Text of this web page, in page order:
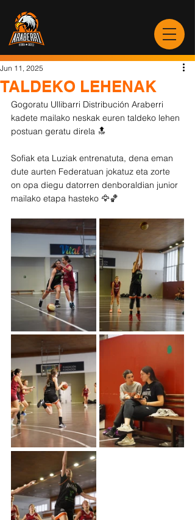
TALDEKO LEHENAK
Jun 11, 2025
Gogoratu Ullibarri Distribución Araberri
kadete mailako neskak euren taldeko lehen
postuan geratu direla 🔝
Sofiak eta Luziak entrenatuta, dena eman
dute aurten Federatuan jokatuz eta zorte
on opa diegu datorren denboraldian junior
mailako etapa hasteko 🦅🏀